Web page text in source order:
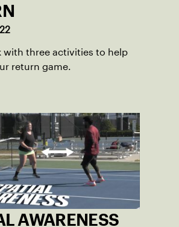
with three activities to help
return game.
AWARENESS